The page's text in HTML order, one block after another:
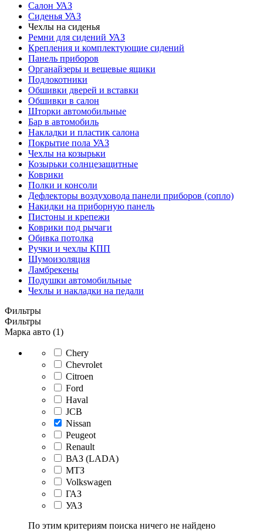
Салон УАЗ
Сиденья УАЗ
Чехлы на сиденья
Ремни для сидений УАЗ
Крепления и комплектующие сидений
Панель приборов
Органайзеры и вещевые ящики
Подлокотники
Обшивки дверей и вставки
Обшивки в салон
Шторки автомобильные
Бар в автомобиль
Накладки и пластик салона
Покрытие пола УАЗ
Чехлы на козырьки
Козырьки солнцезащитные
Коврики
Полки и консоли
Дефлекторы воздуховода панели приборов (сопло)
Накидки на приборную панель
Пистоны и крепежи
Коврики под рычаги
Обивка потолка
Ручки и чехлы КПП
Шумоизоляция
Ламбрекены
Подушки автомобильные
Чехлы и накладки на педали
Фильтры
Фильтры
Марка авто (1)
Chery
Chevrolet
Citroen
Ford
Haval
JCB
Nissan
Peugeot
Renault
ВАЗ (LADA)
МТЗ
Volkswagen
ГАЗ
УАЗ
По этим критериям поиска ничего не найдено